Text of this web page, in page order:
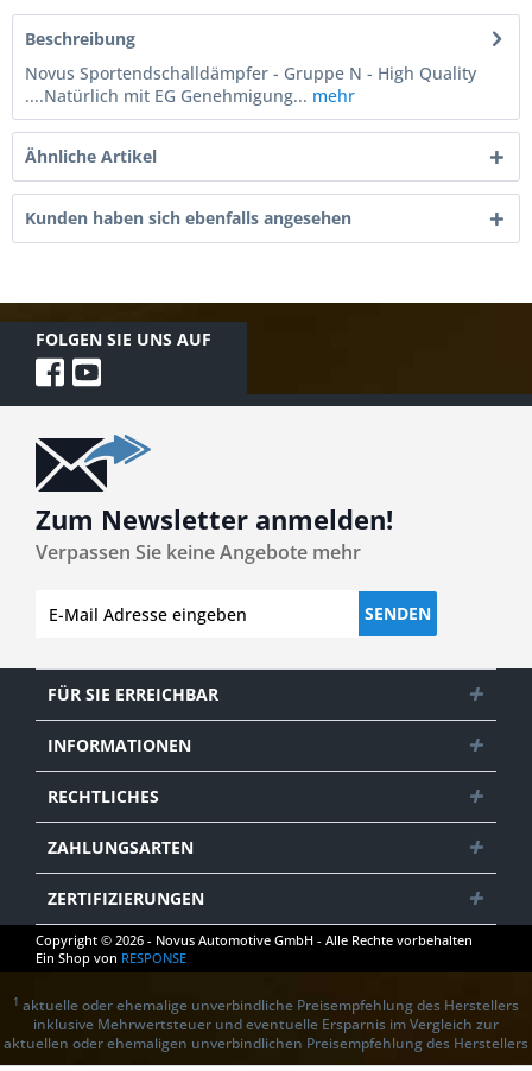
Beschreibung
Novus Sportendschalldämpfer - Gruppe N - High Quality
....Natürlich mit EG Genehmigung... mehr
Ähnliche Artikel
Kunden haben sich ebenfalls angesehen
FOLGEN SIE UNS AUF
Zum Newsletter anmelden!
Verpassen Sie keine Angebote mehr
SENDEN
FÜR SIE ERREICHBAR
INFORMATIONEN
RECHTLICHES
ZAHLUNGSARTEN
ZERTIFIZIERUNGEN
Copyright © 2026 - Novus Automotive GmbH - Alle Rechte vorbehalten
Ein Shop von RESPONSE
1 aktuelle oder ehemalige unverbindliche Preisempfehlung des Herstellers
inklusive Mehrwertsteuer und eventuelle Ersparnis im Vergleich zur
aktuellen oder ehemaligen unverbindlichen Preisempfehlung des Herstellers